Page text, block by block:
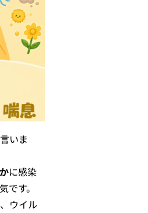
いま
に感染
す。
ウイル